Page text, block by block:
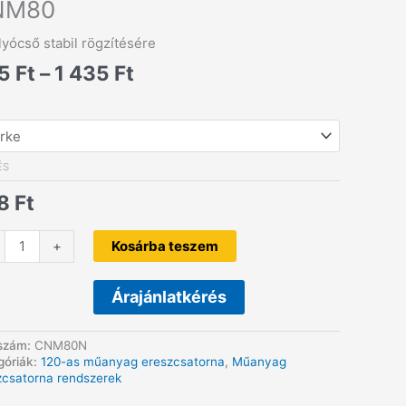
stabil rögzítésére
Ft – 1 435 FtÁrtartomány:
585 Ft
1
Ft
+ Kosárba teszem
Árajánlatkérés
CNM80N
120-as műanyag ereszcsatorna, Műanyag
rendszerek